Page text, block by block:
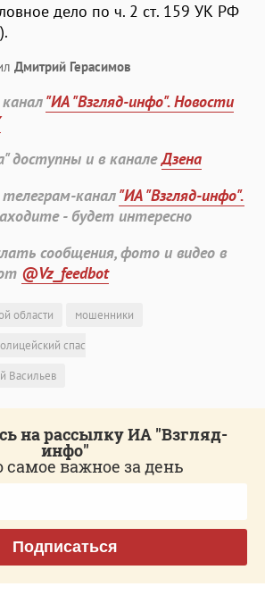
дело по ч. 2 ст. 159 УК РФ
Дмитрий Герасимов
"ИА "Взгляд-инфо". Новости
доступны и в каналеДзена
канал"ИА "Взгляд-инфо".
- будет интересно
сообщения, фото и видео в
@Vz_feedbot
области
мошенники
спас
Васильев
на рассылку ИА "Взгляд-
инфо"
самое важное за день
Подписаться